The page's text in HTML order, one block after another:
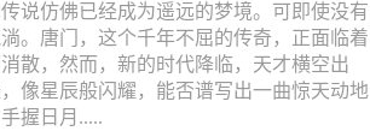
说仿佛已经成为遥远的梦境。可即使没有
。唐门，这个千年不屈的传奇，正面临着
散，然而，新的时代降临，天才横空出
像星辰般闪耀，能否谱写出一曲惊天动地
握日月.....